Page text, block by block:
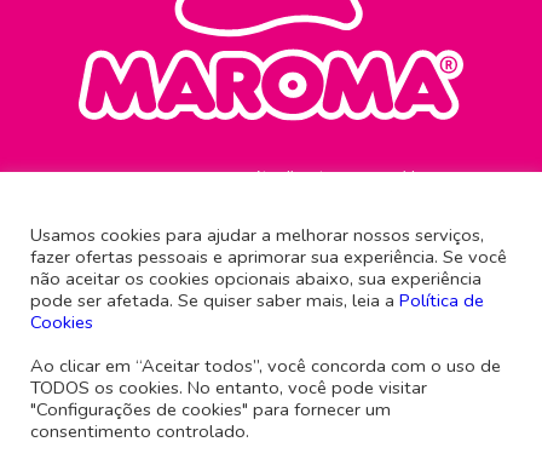
Atendimento ao consumidor
Rua Antônio Imhof, 61
Brusque - Santa Catarina
CEP 88351-540
Siga a gente
Usamos cookies para ajudar a melhorar nossos serviços,
fazer ofertas pessoais e aprimorar sua experiência. Se você
não aceitar os cookies opcionais abaixo, sua experiência
pode ser afetada. Se quiser saber mais, leia a Política de
Cookies
Ao clicar em “Aceitar todos”, você concorda com o uso de
TODOS os cookies. No entanto, você pode visitar
"Configurações de cookies" para fornecer um
consentimento controlado.